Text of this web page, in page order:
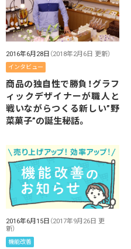
2016年6月28日 （2018年2月6日 更新）
インタビュー
商品の独自性で勝負！グラフ
ィックデザイナーが職人と
戦いながらつくる新しい”野
菜菓子”の誕生秘話。
2016年6月15日 （2017年9月26日 更
新）
機能改善